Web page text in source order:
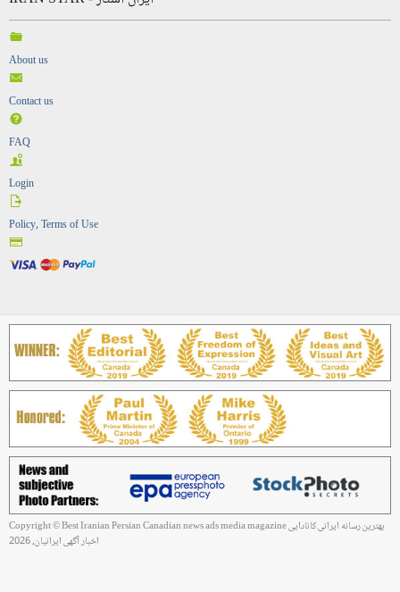
About us
Contact us
FAQ
Login
Policy, Terms of Use
Copyright © Best Iranian Persian Canadian news ads media magazine بهترین رسانه ایرانی کانادایی
اخبار آگهی ایرانیان, 2026